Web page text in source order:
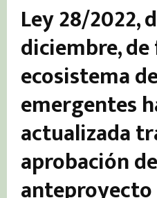
Ley 28/2022,
diciembre,
ecosistema
emergentes
actualizada
aprobación
anteproyecto